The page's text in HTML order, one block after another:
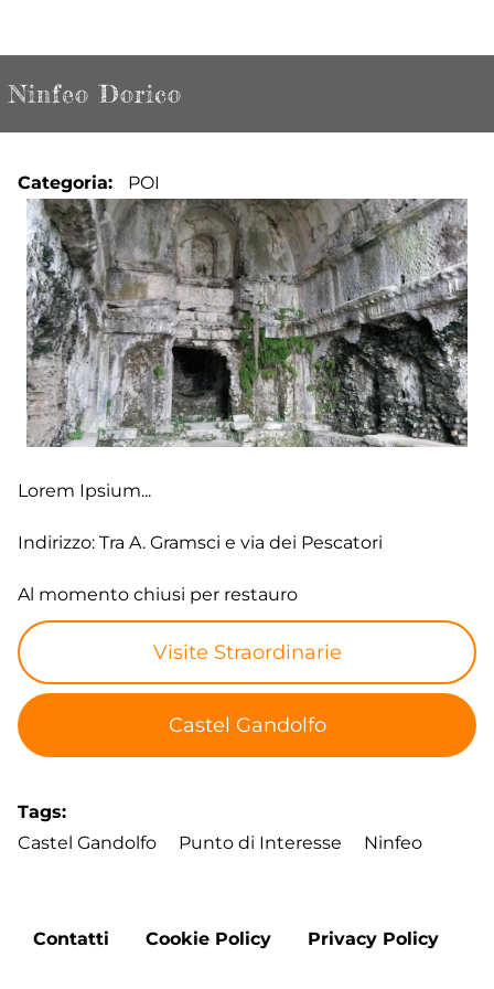
Ninfeo Dorico
Categoria POI
Lorem Ipsium...
Indirizzo: Tra A. Gramsci e via dei Pescatori
Al momento chiusi per restauro
Visite Straordinarie
Castel Gandolfo
Tags
Castel Gandolfo
Punto di Interesse Ninfeo
Footer
Contatti Cookie Policy Privacy Policy